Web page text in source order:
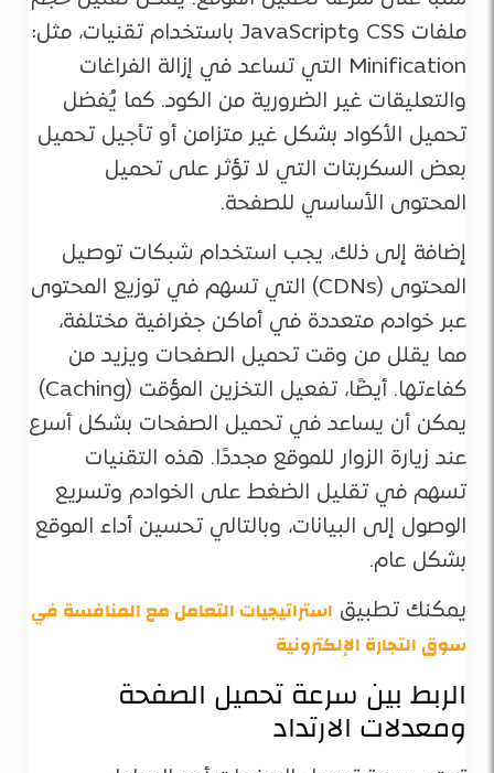
ملفات CSS وJavaScript باستخدام تقنيات، مثل:
Minification التي تساعد في إزالة الفراغات
والتعليقات غير الضرورية من الكود. كما يُفضل
تحميل الأكواد بشكل غير متزامن أو تأجيل تحميل
بعض السكربتات التي لا تؤثر على تحميل
المحتوى الأساسي للصفحة​.
إضافة إلى ذلك، يجب استخدام شبكات توصيل
المحتوى (CDNs) التي تسهم في توزيع المحتوى
عبر خوادم متعددة في أماكن جغرافية مختلفة،
مما يقلل من وقت تحميل الصفحات ويزيد من
كفاءتها. أيضًا، تفعيل التخزين المؤقت (Caching)
يمكن أن يساعد في تحميل الصفحات بشكل أسرع
عند زيارة الزوار للموقع مجددًا. هذه التقنيات
تسهم في تقليل الضغط على الخوادم وتسريع
الوصول إلى البيانات، وبالتالي تحسين أداء الموقع
بشكل عام​.
يمكنك تطبيق استراتيجيات التعامل مع المنافسة في
سوق التجارة الإلكترونية
الربط بين سرعة تحميل الصفحة
ومعدلات الارتداد